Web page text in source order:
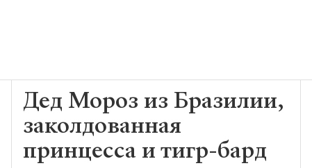
Дед Мороз из Бразилии,
заколдованная
принцесса и тигр-бард